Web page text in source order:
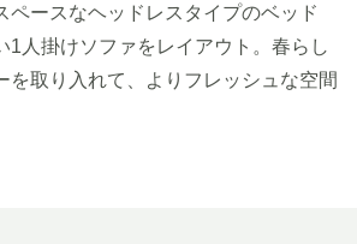
ペースなヘッドレスタイプのベッド
1人掛けソファをレイアウト。春らし
を取り入れて、よりフレッシュな空間